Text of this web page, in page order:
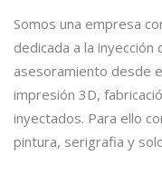
Somos una empresa
dedicada a la
asesoramiento desde
impresión 3D,
inyectados. Para ello
pintura, serigrafia y